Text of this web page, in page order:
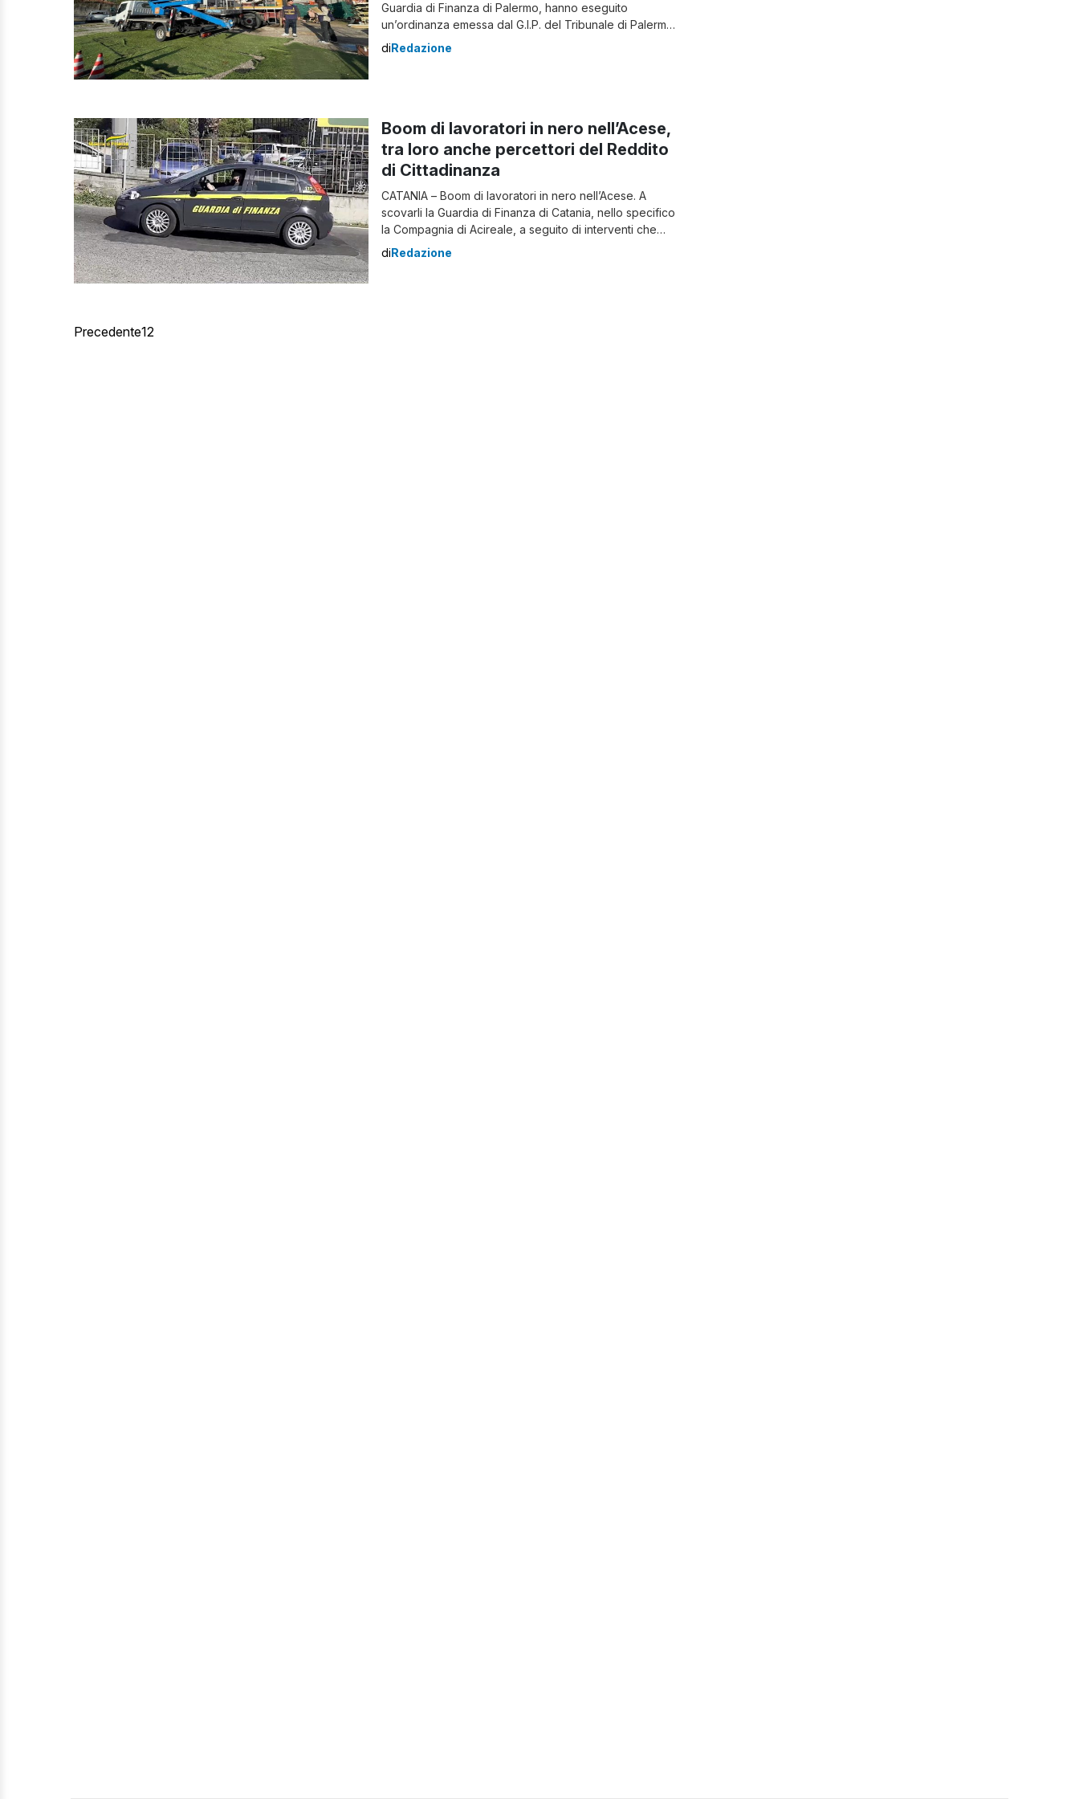
Guardia di Finanza di Palermo, hanno eseguito
un’ordinanza emessa dal G.I.P. del Tribunale di Palermo
nei confronti di un noto imprenditore palermitano
diRedazione
Boom di lavoratori in nero nell’Acese,
tra loro anche percettori del Reddito
di Cittadinanza
CATANIA – Boom di lavoratori in nero nell’Acese. A
scovarli la Guardia di Finanza di Catania, nello specifico
la Compagnia di Acireale, a seguito di interventi che
hanno consentito di rintracciare – nell’ultimo bimestre –
diRedazione
Precedente12